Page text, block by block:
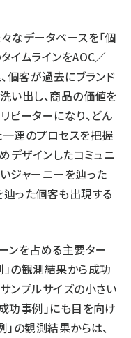
なデータベースを「個
イムラインをAOC／
個客が過去にブランド
い出し、商品の価値を
ピーターになり、どん
一連のプロセスを把握
デザインしたコミュニ
ジャーニーを辿った
った個客も出現する
ンを占める主要ター
の観測結果から成功
ンプルサイズの小さい
功事例」にも目を向け
」の観測結果からは、